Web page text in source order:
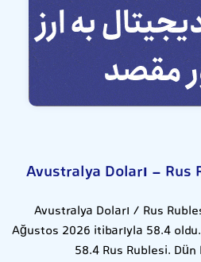
Avustralya Doları - Rus
Avustralya Doları / Rus
Ağustos 2026 itibarıyla 58.4
58.4 Rus Rublesi.